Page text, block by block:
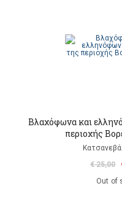
Βλαχόφωνα και
περιοχής
€ 25,00
Out of